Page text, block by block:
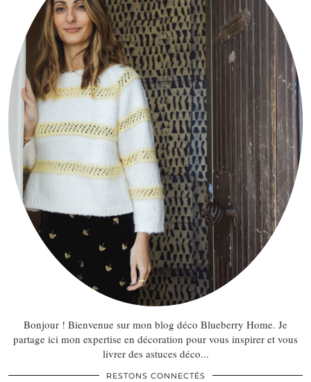
Bonjour ! Bienvenue sur mon blog déco Blueberry Home. Je
partage ici mon expertise en décoration pour vous inspirer et vous
livrer des astuces déco...
RESTONS CONNECTÉS